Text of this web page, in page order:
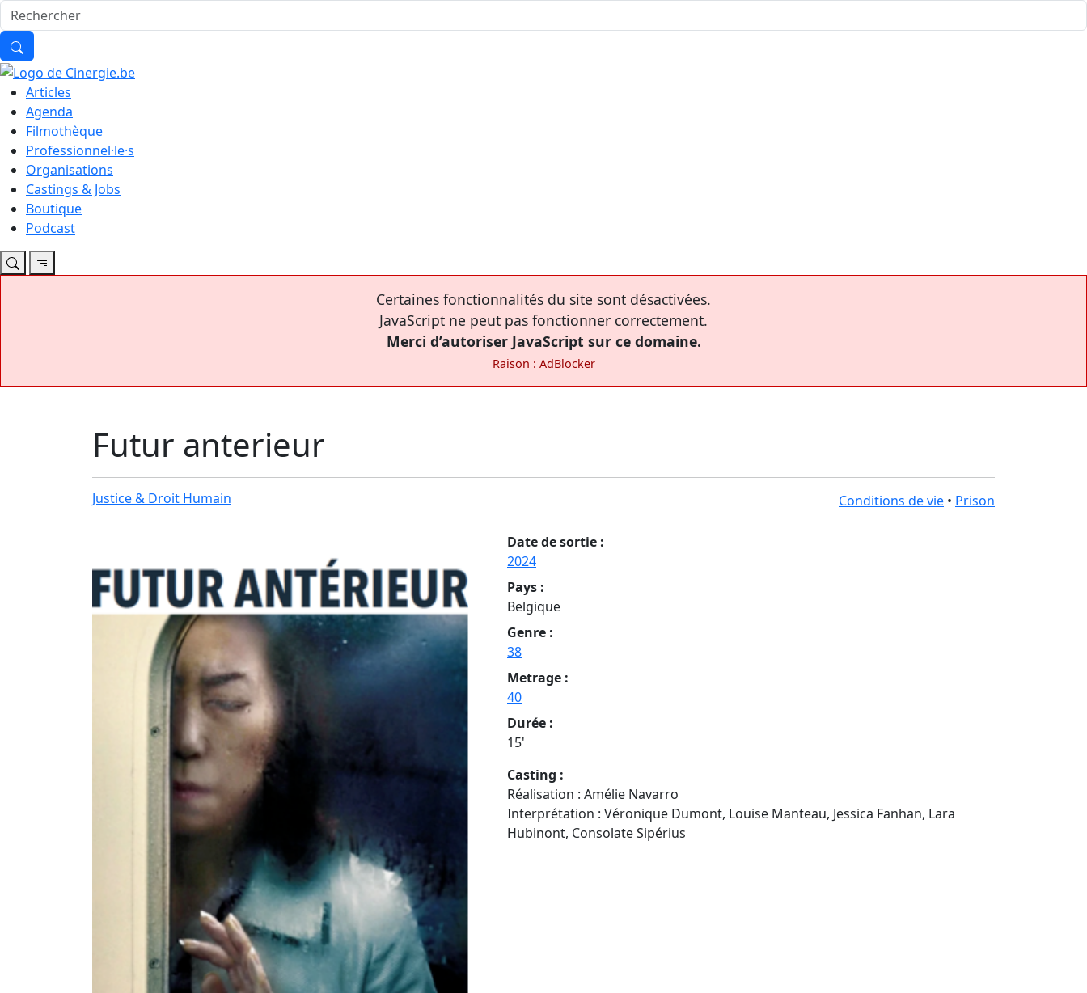
Articles
Agenda
Filmothèque
Professionnel·le·s
Organisations
Castings & Jobs
Boutique
Podcast
Certaines fonctionnalités du site sont désactivées.
JavaScript ne peut pas fonctionner correctement.
Merci d’autoriser JavaScript sur ce domaine.
Raison : AdBlocker
Futur anterieur
Justice & Droit Humain Conditions de vie • Prison
Date de sortie :
2024
Pays :
Belgique
Genre :
38
Metrage :
40
Durée :
15'
Casting :
Réalisation : Amélie Navarro
Interprétation : Véronique Dumont, Louise Manteau, Jessica Fanhan, Lara
Hubinont, Consolate Sipérius